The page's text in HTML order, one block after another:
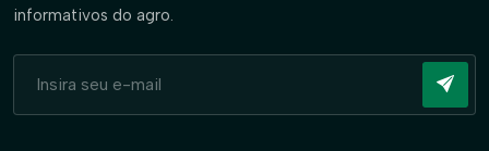
informativos do agro.